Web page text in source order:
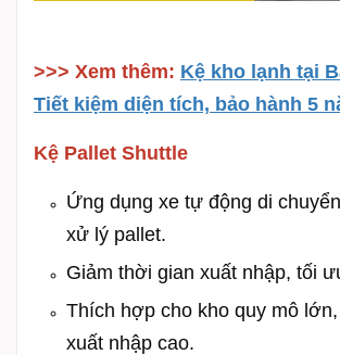
>>> Xem thêm: Kệ kho lạnh tại
Tiết kiệm diện tích, bảo hành 5
Kệ Pallet Shuttle
Ứng dụng xe tự động di
xử lý pallet.
Giảm thời gian xuất nhập, tối
Thích hợp cho kho quy mô
xuất nhập cao.